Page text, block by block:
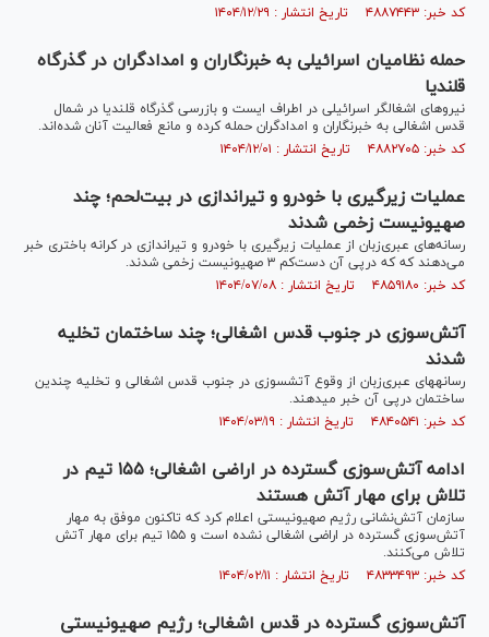
کد خبر: ۴۸۸۷۴۴۳ تاریخ انتشار : ۱۴۰۴/۱۲/۲۹
حمله نظامیان اسرائیلی به خبرنگاران و امدادگران در گذرگاه
قلندیا
نیرو‌های اشغالگر اسرائیلی در اطراف ایست و بازرسی گذرگاه قلندیا در شمال
قدس اشغالی به خبرنگاران و امدادگران حمله کرده و مانع فعالیت آنان شده‌اند.
کد خبر: ۴۸۸۲۷۰۵ تاریخ انتشار : ۱۴۰۴/۱۲/۰۱
عملیات زیرگیری با خودرو و تیراندازی در بیت‌لحم؛ چند
صهیونیست زخمی شدند
رسانه‌های عبری‌زبان از عملیات زیرگیری با خودرو و تیراندازی در کرانه باختری خبر
می‌دهند که که درپی آن دست‌کم ۳ صهیونیست زخمی شدند.
کد خبر: ۴۸۵۹۱۸۰ تاریخ انتشار : ۱۴۰۴/۰۷/۰۸
آتش‌سوزی در جنوب قدس اشغالی؛ چند ساختمان تخلیه
شدند
رسانه‎های عبری‌زبان از وقوع آتش‎سوزی در جنوب قدس اشغالی و تخلیه چندین
ساختمان درپی آن خبر می‎دهند.
کد خبر: ۴۸۴۰۵۴۱ تاریخ انتشار : ۱۴۰۴/۰۳/۱۹
ادامه آتش‌سوزی گسترده در اراضی اشغالی؛ ۱۵۵ تیم در
تلاش برای مهار آتش هستند
سازمان آتش‌نشانی رژیم صهیونیستی اعلام کرد که تاکنون موفق به مهار
آتش‌سوزی گسترده در اراضی اشغالی نشده است و ۱۵۵ تیم برای مهار آتش
تلاش می‌کنند.
کد خبر: ۴۸۳۳۴۹۳ تاریخ انتشار : ۱۴۰۴/۰۲/۱۱
آتش‌سوزی گسترده در قدس اشغالی؛ رژیم صهیونیستی